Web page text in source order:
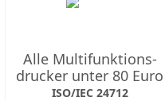
Alle Multifunktions­
drucker unter 80 Euro
ISO/IEC 24712